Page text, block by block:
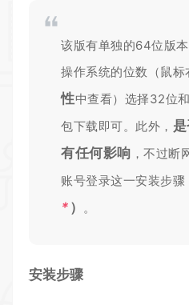
该版有单独的64位版
操作系统的位数（鼠标
性中查看）选择32位
包下载即可。此外，
有任何影响 ，不过断
账号登录这一安装步骤
* ） 。
安装步骤